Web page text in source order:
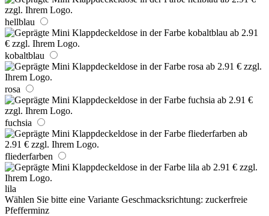
hellblau
kobaltblau
rosa
fuchsia
fliederfarben
lila
Wählen Sie bitte eine Variante Geschmacksrichtung: zuckerfreie
Pfefferminz